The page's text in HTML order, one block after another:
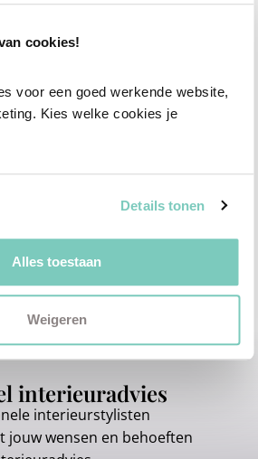
cookies!
voor een goed werkende website,
Kies welke cookies je
Details tonen
Alles toestaan
Weigeren
interieuradvies
interieurstylisten
jouw wensen en behoeften